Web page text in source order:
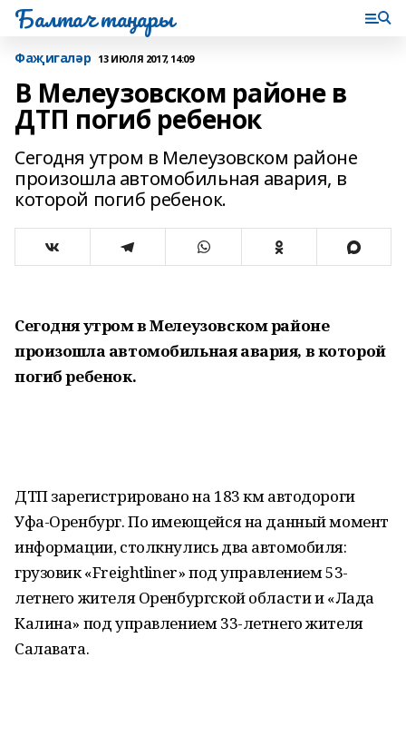
Балтач таңнары
Фаҗигаләр 13 ИЮЛЯ 2017, 14:09
В Мелеузовском районе в
ДТП погиб ребенок
Сегодня утром в Мелеузовском районе
произошла автомобильная авария, в
которой погиб ребенок.
Сегодня утром в Мелеузовском районе
произошла автомобильная авария, в которой
погиб ребенок.
ДТП зарегистрировано на 183 км автодороги
Уфа-Оренбург. По имеющейся на данный момент
информации, столкнулись два автомобиля:
грузовик «Freightliner» под управлением 53-
летнего жителя Оренбургской области и «Лада
Калина» под управлением 33-летнего жителя
Салавата.